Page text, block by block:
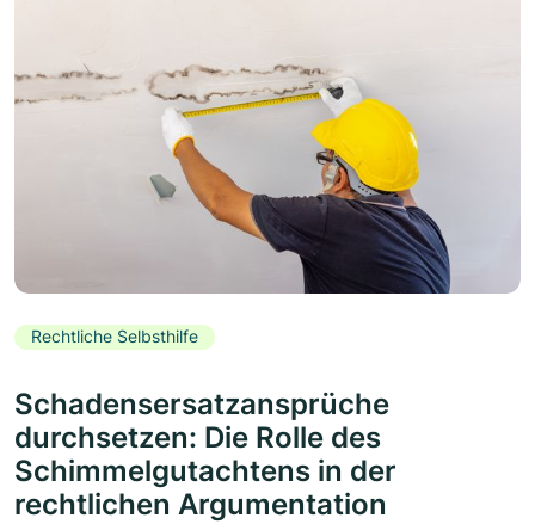
Rechtliche Selbsthilfe
Schadensersatzansprüche
durchsetzen: Die Rolle des
Schimmelgutachtens in der
rechtlichen Argumentation